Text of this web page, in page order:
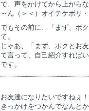
で、声をかけてから上がら
～ん（＞＜）オイテケボリ
でもその前に、「まず、ボ
て。
じゃあ、「まず、ボクとお
て言って、自己紹介すれば
です。
お友達になりたいですねぇ
きっかけをつかんでなんと